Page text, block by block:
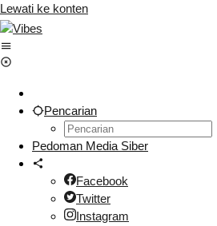
Lewati ke konten
Pencarian
Pedoman Media Siber
Facebook
Twitter
Instagram